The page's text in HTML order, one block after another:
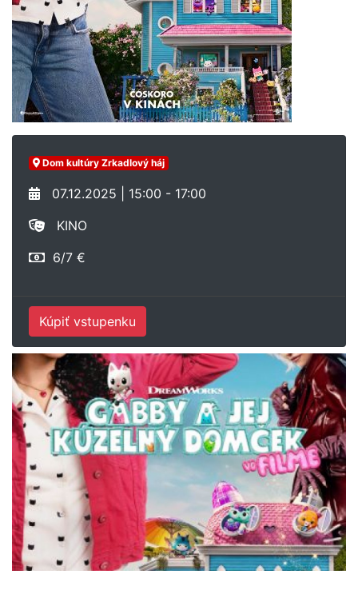
Dom kultúry Zrkadlový háj
07.12.2025 | 15:00 - 17:00
KINO
6/7 €
Kúpiť vstupenku